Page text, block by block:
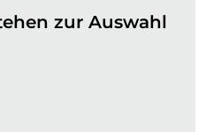
zur Auswahl